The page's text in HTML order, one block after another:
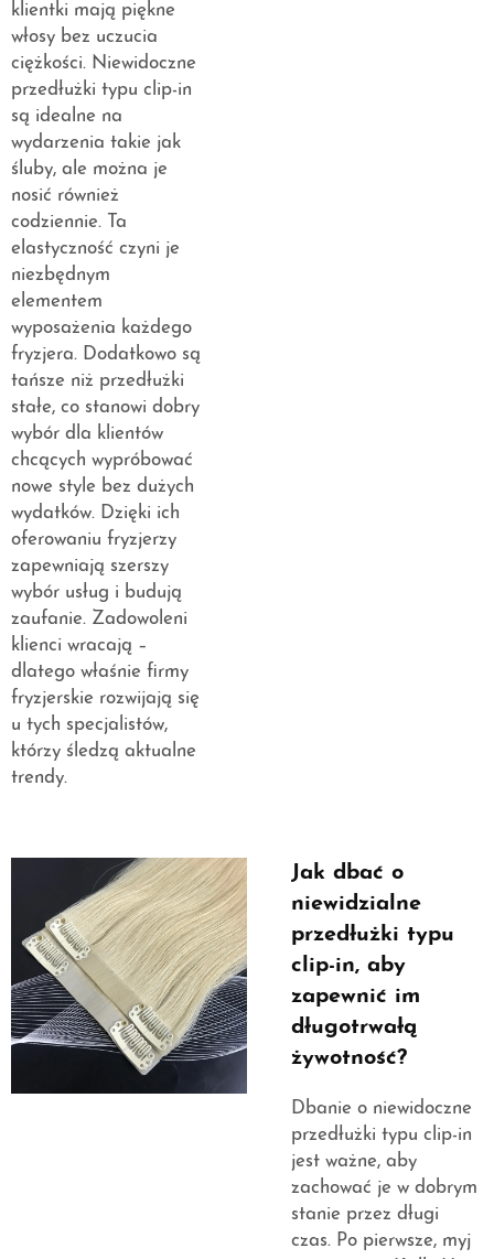
klientki mają piękne
włosy bez uczucia
ciężkości. Niewidoczne
przedłużki typu clip-in
są idealne na
wydarzenia takie jak
śluby, ale można je
nosić również
codziennie. Ta
elastyczność czyni je
niezbędnym
elementem
wyposażenia każdego
fryzjera. Dodatkowo są
tańsze niż przedłużki
stałe, co stanowi dobry
wybór dla klientów
chcących wypróbować
nowe style bez dużych
wydatków. Dzięki ich
oferowaniu fryzjerzy
zapewniają szerszy
wybór usług i budują
zaufanie. Zadowoleni
klienci wracają –
dlatego właśnie firmy
fryzjerskie rozwijają się
u tych specjalistów,
którzy śledzą aktualne
trendy.
Jak dbać o
niewidzialne
przedłużki typu
clip-in, aby
zapewnić im
długotrwałą
żywotność?
Dbanie o niewidoczne
przedłużki typu clip-in
jest ważne, aby
zachować je w dobrym
stanie przez długi
czas. Po pierwsze, myj